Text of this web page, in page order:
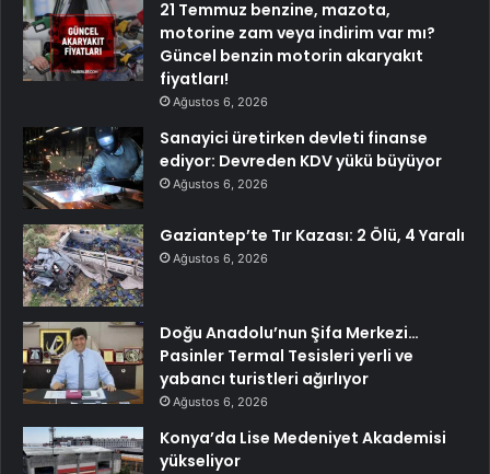
21 Temmuz benzine, mazota,
motorine zam veya indirim var mı?
Güncel benzin motorin akaryakıt
fiyatları!
Ağustos 6, 2026
Sanayici üretirken devleti finanse
ediyor: Devreden KDV yükü büyüyor
Ağustos 6, 2026
Gaziantep’te Tır Kazası: 2 Ölü, 4 Yaralı
Ağustos 6, 2026
Doğu Anadolu’nun Şifa Merkezi…
Pasinler Termal Tesisleri yerli ve
yabancı turistleri ağırlıyor
Ağustos 6, 2026
Konya’da Lise Medeniyet Akademisi
yükseliyor